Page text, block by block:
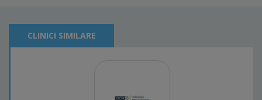
CLINICI SIMILARE